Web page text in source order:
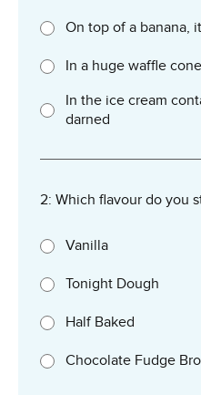
On top of a banana,
In a huge waffle cone
In the ice cream
darned
2: Which flavour do you
Vanilla
Tonight Dough
Half Baked
Chocolate Fudge